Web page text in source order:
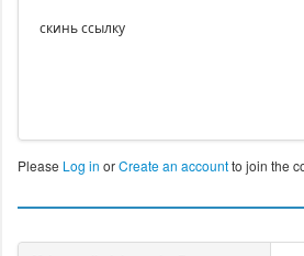
скинь ссылку
Please Log in orCreate an accountto join the